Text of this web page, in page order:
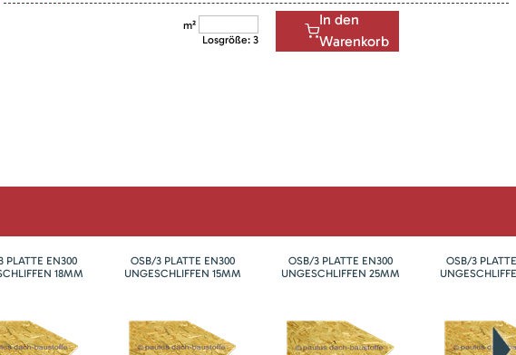
m²
Losgröße: 3
In den
Warenkorb
PLATTE EN300
18MM
OSB/3 PLATTE EN300
UNGESCHLIFFEN 15MM
OSB/3 PLATTE EN300
UNGESCHLIFFEN 25MM
OSB/3